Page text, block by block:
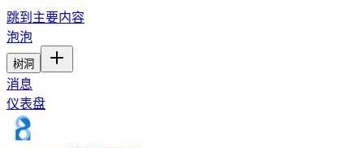
跳到主要内容
泡泡
树洞
消息
仪表盘